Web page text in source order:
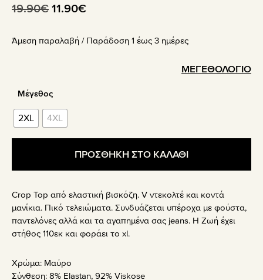
19.90€ Original
was:
11.90€Η
τιμή
Άμεση παραλαβή / Παράδoση 1 έως 3 ημέρες
ΜΕΓΕΘΟΛΟΓΙΟ
Μέγεθος
2XL 4XL
ΠΡΟΣΘΗΚΗ ΣΤΟ ΚΑΛΑΘΙ
Crop Top από ελαστική βισκόζη. V ντεκολτέ και κοντά
μανίκια. Πικό τελειώματα. Συνδυάζεται υπέροχα με φούστα,
παντελόνες αλλά και τα αγαπημένα σας jeans. Η Ζωή έχει
στήθος 110εκ και φοράει το xl.
Χρώμα: Μαύρο
Σύνθεση: 8% Elastan, 92% Viskose